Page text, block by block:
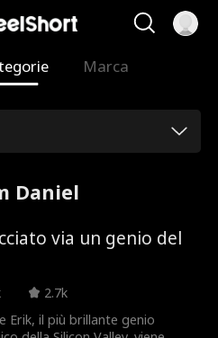
Marca
Daniel
via un genio del
2.7k
Erik, il più brillante genio